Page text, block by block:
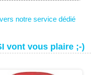
notre service dédié
vont vous plaire ;-)